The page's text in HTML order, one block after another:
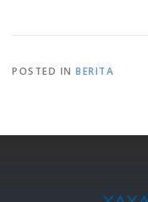
POSTED IN BERITA